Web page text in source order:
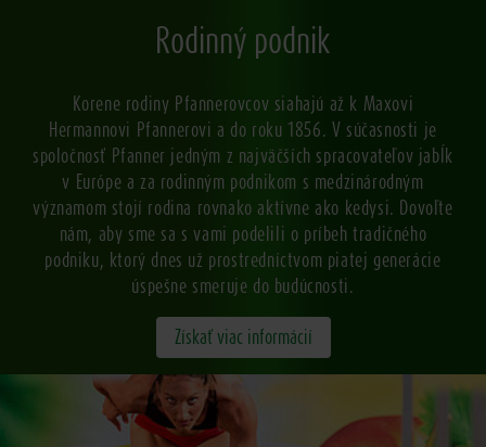
Rodinný podnik
Korene rodiny Pfannerovcov siahajú až k Maxovi
Hermannovi Pfannerovi a do roku 1856. V súčasnosti je
spoločnosť Pfanner jedným z najväčších spracovateľov jabĺk
v Európe a za rodinným podnikom s medzinárodným
významom stojí rodina rovnako aktívne ako kedysi. Dovoľte
nám, aby sme sa s vami podelili o príbeh tradičného
podniku, ktorý dnes už prostredníctvom piatej generácie
úspešne smeruje do budúcnosti.
Získať viac informácií